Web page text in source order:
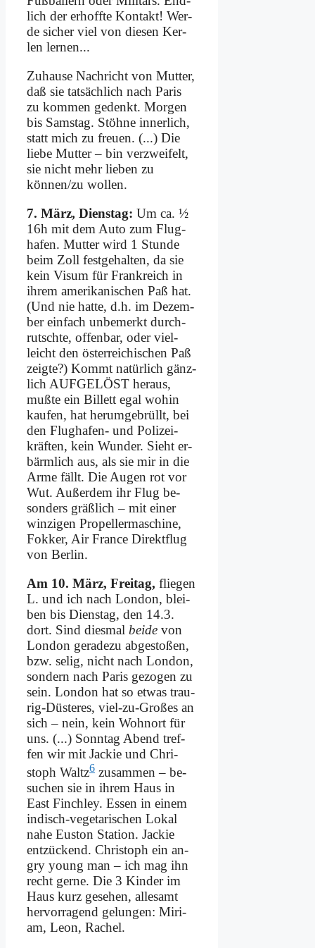
lich der er­hoff­te Kon­takt! Wer­
de si­cher viel von die­sen Ker­
len ler­nen...
Zu­hau­se Nach­richt von Mut­ter,
daß sie tat­säch­lich nach Pa­ris
zu kom­men ge­denkt. Mor­gen
bis Sams­tag. Stöh­ne in­ner­lich,
statt mich zu freu­en. (...) Die
lie­be Mut­ter – bin ver­zwei­felt,
sie nicht mehr lie­ben zu
können/zu wol­len.
7. März, Diens­tag: Um ca. ½
16h mit dem Au­to zum Flug­
ha­fen. Mut­ter wird 1 Stun­de
beim Zoll fest­ge­hal­ten, da sie
kein Vi­sum für Frank­reich in
ih­rem ame­ri­ka­ni­schen Paß hat.
(Und nie hat­te, d.h. im De­zem­
ber ein­fach un­be­merkt durch­
rutsch­te, of­fen­bar, oder viel­
leicht den öster­rei­chi­schen Paß
zeig­te?) Kommt na­tür­lich gänz­
lich AUFGELÖST her­aus,
muß­te ein Bil­lett egal wo­hin
kau­fen, hat her­um­ge­brüllt, bei
den Flug­ha­fen- und Po­li­zei­
kräf­ten, kein Wun­der. Sieht er­
bärm­lich aus, als sie mir in die
Ar­me fällt. Die Au­gen rot vor
Wut. Au­ßer­dem ihr Flug be­
son­ders gräß­lich – mit ei­ner
win­zi­gen Propeller­maschine,
Fok­ker, Air France Di­rekt­flug
von Ber­lin.
Am 10. März, Frei­tag, flie­gen
L. und ich nach Lon­don, blei­
ben bis Diens­tag, den 14.3.
dort. Sind dies­mal bei­de von
Lon­don ge­ra­de­zu ab­ge­sto­ßen,
bzw. se­lig, nicht nach Lon­don,
son­dern nach Pa­ris ge­zo­gen zu
sein. Lon­don hat so et­was trau­
rig-Dü­ste­res, viel-zu-Gro­ßes an
sich – nein, kein Wohn­ort für
uns. (...) Sonn­tag Abend tref­
fen wir mit Jackie und Chri­
stoph Waltz6 zu­sam­men – be­
su­chen sie in ih­rem Haus in
East Finch­ley. Es­sen in ei­nem
in­disch-ve­ge­ta­ri­schen Lo­kal
na­he Eu­s­ton Sta­ti­on. Jackie
ent­zückend. Chri­stoph ein an­
gry young man – ich mag ihn
recht ger­ne. Die 3 Kin­der im
Haus kurz ge­se­hen, al­le­samt
her­vor­ra­gend ge­lun­gen: Mi­ri­
am, Le­on, Ra­chel.